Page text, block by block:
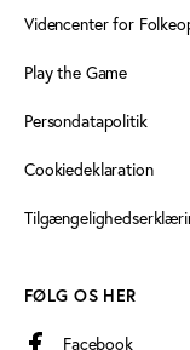
Videncenter for
Play the Game
Persondatapolitik
Cookiedeklaration
FØLG OS HER
Facebook